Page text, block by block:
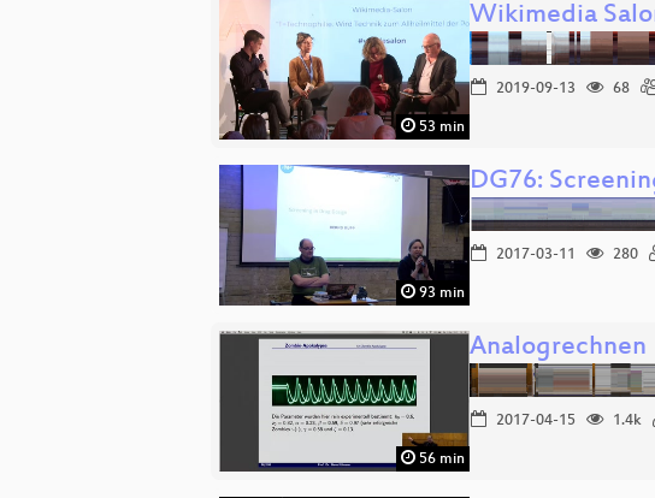
53 min
Wikimedia
2019-09-13 68
93 min
DG76:
2017-03-11 280
56 min
Analogrechnen
2017-04-15 1.4k